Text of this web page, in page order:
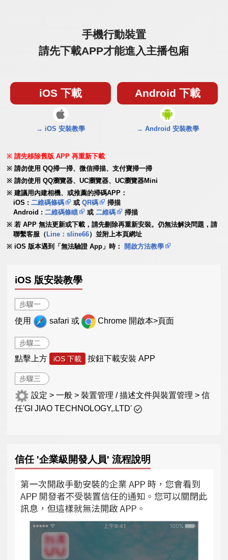
手機行動裝置
請先下載APP才能進入主播包廂
iOS 下載
→ iOS 安裝教學
Android 下載
→ Android 安裝教學
請先移除舊版 APP 再重新下載
請勿使用 QQ掃一掃、微信掃描、支付寶掃一掃
請勿使用 QQ瀏覽器、UC瀏覽器、UC瀏覽器Mini
建議用內建相機、或推薦的掃碼APP：
iOS :二維碼條碼 或QR碼
掃描
Android :二維碼條瞄 或二維碼
掃描
若 APP 無法更新或下載，請先刪除再重新安裝。仍無法解決問題，請
聯繫客服（ Line：sline66）並附上本頁網址
iOS 版本遇到「無法驗證 App」時：
開啟方法教學
iOS 版安裝教學
步驟一
使用 safari 或 Chrome 開啟本>頁面
步驟二
點擊上方 iOS 下載 按鈕下載安裝 APP
步驟三
設定 > 一般 > 裝置管理 / 描述文件與裝置管理 > 信
任'GI JIAO TECHNOLOGY,.LTD'
信任 '企業級開發人員' 流程說明